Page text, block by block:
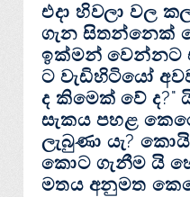
එදා හිවලා වල
ගැන සිතන්නෙක්‌
ඉක්‌මන් වෙන්නට
ට වැඩිහිටියෝ
ද කිමෙක්‌ වේ
සැකය පහළ
ලැබුණා යැ?
කොට ගැනීම යි
මතය අනුමත